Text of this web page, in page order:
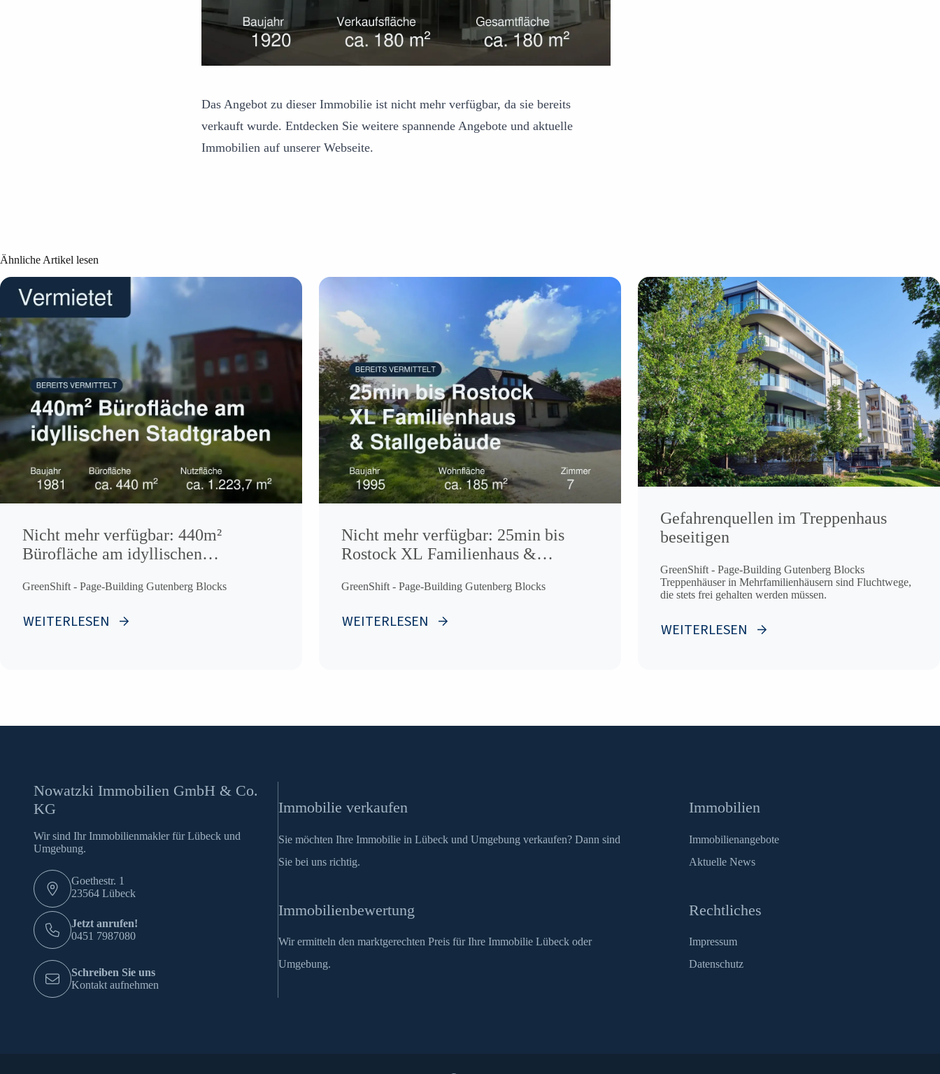
Das Angebot zu dieser Immobilie ist nicht mehr verfügbar, da sie bereits
verkauft wurde. Entdecken Sie weitere spannende Angebote und aktuelle
Immobilien auf unserer Webseite.
Ähnliche Artikel lesen
Nicht mehr verfügbar: 440m²
Bürofläche am idyllischen
GreenShift - Page-Building Gutenberg Blocks
WEITERLESEN
Nicht mehr verfügbar: 25min bis
Rostock XL Familienhaus &
GreenShift - Page-Building Gutenberg Blocks
WEITERLESEN
Gefahrenquellen im Treppenhaus
beseitigen
GreenShift - Page-Building Gutenberg Blocks
Treppenhäuser in Mehrfamilienhäusern sind Fluchtwege,
die stets frei gehalten werden müssen.
WEITERLESEN
Nowatzki Immobilien GmbH & Co.
KG
Wir sind Ihr Immobilienmakler für Lübeck und
Umgebung.
Goethestr. 1
23564 Lübeck
Jetzt anrufen!
0451 7987080
Schreiben Sie uns
Kontakt aufnehmen
Immobilie verkaufen
Sie möchten Ihre Immobilie in Lübeck und Umgebung verkaufen? Dann sind
Sie bei uns richtig.
Immobilien
Immobilienangebote
Aktuelle News
Immobilienbewertung
Wir ermitteln den marktgerechten Preis für Ihre Immobilie Lübeck oder
Umgebung.
Rechtliches
Impressum
Datenschutz